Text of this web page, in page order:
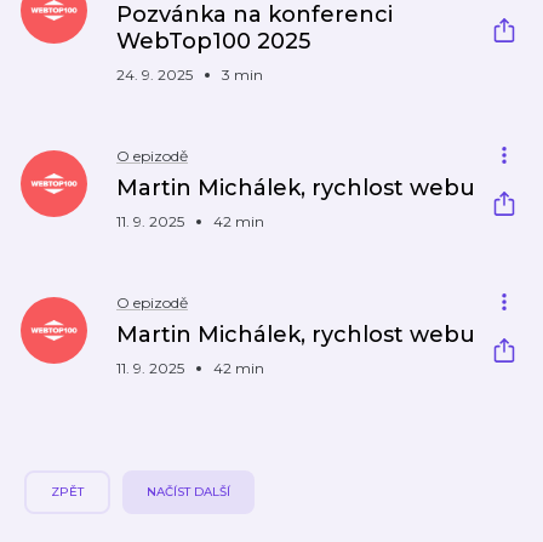
Pozvánka na konferenci
WebTop100 2025
24. 9. 2025 3 min
O epizodě
Martin Michálek, rychlost webu
11. 9. 2025 42 min
O epizodě
Martin Michálek, rychlost webu
11. 9. 2025 42 min
ZPĚT NAČÍST DALŠÍ